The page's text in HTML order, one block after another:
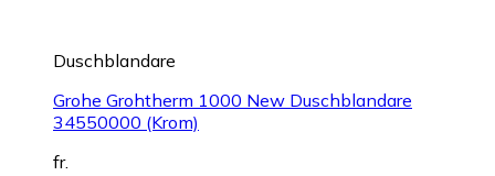
Duschblandare
Grohe Grohtherm 1000 New Duschblandare
34550000 (Krom)
fr.